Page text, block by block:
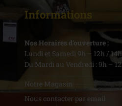
Informations
Nos Horaires d’ouverture :
Lundi et Samedi 9h – 12h /
Du Mardi au Vendredi : 9h –
Notre Magasin
Nous contacter par email